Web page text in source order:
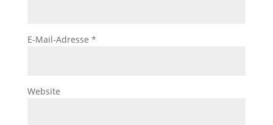
E-Mail-Adresse *
Website